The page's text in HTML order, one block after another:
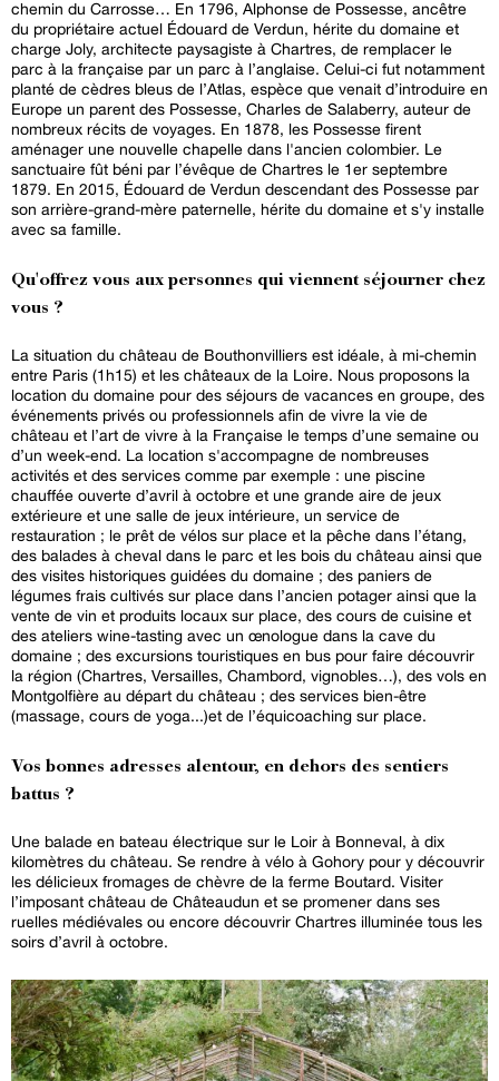
chemin du Carrosse… En 1796, Alphonse de Possesse, ancêtre
du propriétaire actuel Édouard de Verdun, hérite du domaine et
charge Joly, architecte paysagiste à Chartres, de remplacer le
parc à la française par un parc à l’anglaise. Celui-ci fut notamment
planté de cèdres bleus de l’Atlas, espèce que venait d’introduire en
Europe un parent des Possesse, Charles de Salaberry, auteur de
nombreux récits de voyages. En 1878, les Possesse firent
aménager une nouvelle chapelle dans l'ancien colombier. Le
sanctuaire fût béni par l’évêque de Chartres le 1er septembre
1879. En 2015, Édouard de Verdun descendant des Possesse par
son arrière-grand-mère paternelle, hérite du domaine et s'y installe
avec sa famille.
Qu'offrez vous aux personnes qui viennent séjourner chez
vous ?
La situation du château de Bouthonvilliers est idéale, à mi-chemin
entre Paris (1h15) et les châteaux de la Loire. Nous proposons la
location du domaine pour des séjours de vacances en groupe, des
événements privés ou professionnels afin de vivre la vie de
château et l’art de vivre à la Française le temps d’une semaine ou
d’un week-end. La location s'accompagne de nombreuses
activités et des services comme par exemple : une piscine
chauffée ouverte d’avril à octobre et une grande aire de jeux
extérieure et une salle de jeux intérieure, un service de
restauration ; le prêt de vélos sur place et la pêche dans l’étang,
des balades à cheval dans le parc et les bois du château ainsi que
des visites historiques guidées du domaine ; des paniers de
légumes frais cultivés sur place dans l’ancien potager ainsi que la
vente de vin et produits locaux sur place, des cours de cuisine et
des ateliers wine-tasting avec un œnologue dans la cave du
domaine ; des excursions touristiques en bus pour faire découvrir
la région (Chartres, Versailles, Chambord, vignobles…), des vols en
Montgolfière au départ du château ; des services bien-être
(massage, cours de yoga...)et de l’équicoaching sur place.
Vos bonnes adresses alentour, en dehors des sentiers
battus ?
Une balade en bateau électrique sur le Loir à Bonneval, à dix
kilomètres du château. Se rendre à vélo à Gohory pour y découvrir
les délicieux fromages de chèvre de la ferme Boutard. Visiter
l’imposant château de Châteaudun et se promener dans ses
ruelles médiévales ou encore découvrir Chartres illuminée tous les
soirs d’avril à octobre.